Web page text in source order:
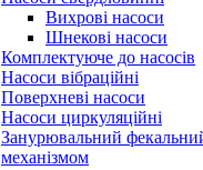
Вихрові насоси
Шнекові насоси
Комплектуюче до насосів
Насоси вібраційні
Поверхневі насоси
Насоси циркуляційні
Занурювальний
механізмом